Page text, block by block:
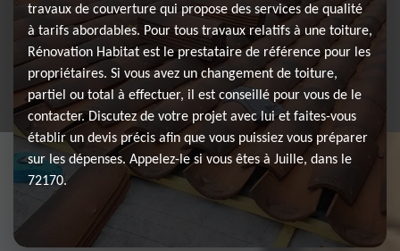
travaux de couverture qui propose des services de qualité
à tarifs abordables. Pour tous travaux relatifs à une toiture,
Rénovation Habitat est le prestataire de référence pour les
propriétaires. Si vous avez un changement de toiture,
partiel ou total à effectuer, il est conseillé pour vous de le
contacter. Discutez de votre projet avec lui et faites-vous
établir un devis précis afin que vous puissiez vous préparer
sur les dépenses. Appelez-le si vous êtes à Juille, dans le
72170.